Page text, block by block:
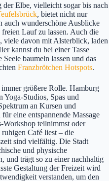
der Elbe, vielleicht sogar bis nach
, bietet nicht nur
auch wunderschöne Ausblicke
Lauf zu lassen. Auch die
viele davon mit Alsterblick, laden
kannst du bei einer Tasse
baumeln lassen und das
Franzbrötchen Hotspots.
größere Rolle. Hamburg
Yoga-Studios, Spas und
an Kursen und
eine entspannende Massage
Workshop teilnimmst oder
Café liest – die
sind vielfältig. Die Stadt
und physische
und trägt so zu einer nachhaltig
Gestaltung der Freizeit wird
verstanden, um den